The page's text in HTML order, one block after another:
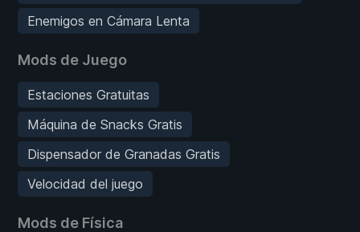
Enemigos en Cámara Lenta
Mods de Juego
Estaciones Gratuitas
Máquina de Snacks Gratis
Dispensador de Granadas Gratis
Velocidad del juego
Mods de Física